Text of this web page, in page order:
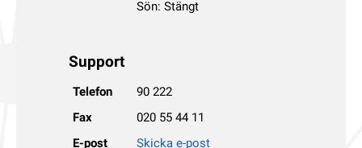
Sön: Stängt
Support
Telefon 90 222
Fax 020 55 44 11
E-post Skicka e-post